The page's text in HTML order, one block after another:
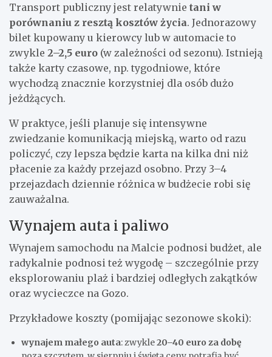
Transport publiczny jest relatywnie tani w
porównaniu z resztą kosztów życia. Jednorazowy
bilet kupowany u kierowcy lub w automacie to
zwykle 2–2,5 euro (w zależności od sezonu). Istnieją
także karty czasowe, np. tygodniowe, które
wychodzą znacznie korzystniej dla osób dużo
jeżdżących.
W praktyce, jeśli planuje się intensywne
zwiedzanie komunikacją miejską, warto od razu
policzyć, czy lepsza będzie karta na kilka dni niż
płacenie za każdy przejazd osobno. Przy 3–4
przejazdach dziennie różnica w budżecie robi się
zauważalna.
Wynajem auta i paliwo
Wynajem samochodu na Malcie podnosi budżet, ale
radykalnie podnosi też wygodę – szczególnie przy
eksplorowaniu plaż i bardziej odległych zakątków
oraz wycieczce na Gozo.
Przykładowe koszty (pomijając sezonowe skoki):
wynajem małego auta: zwykle20–40 euro za dobę